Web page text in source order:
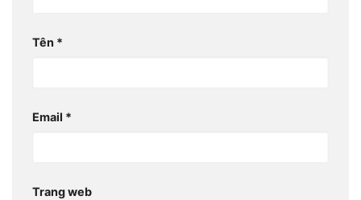
Tên *
Email *
Trang web